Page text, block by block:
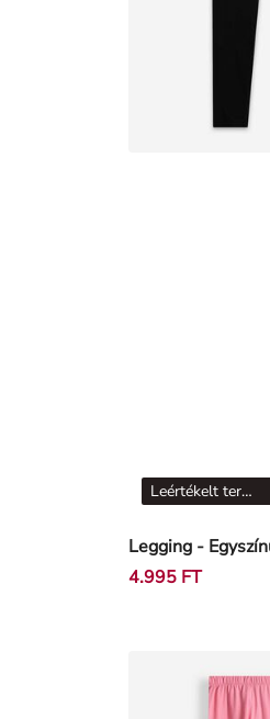
Legging -
Leértékelt termékek
4.995 FT